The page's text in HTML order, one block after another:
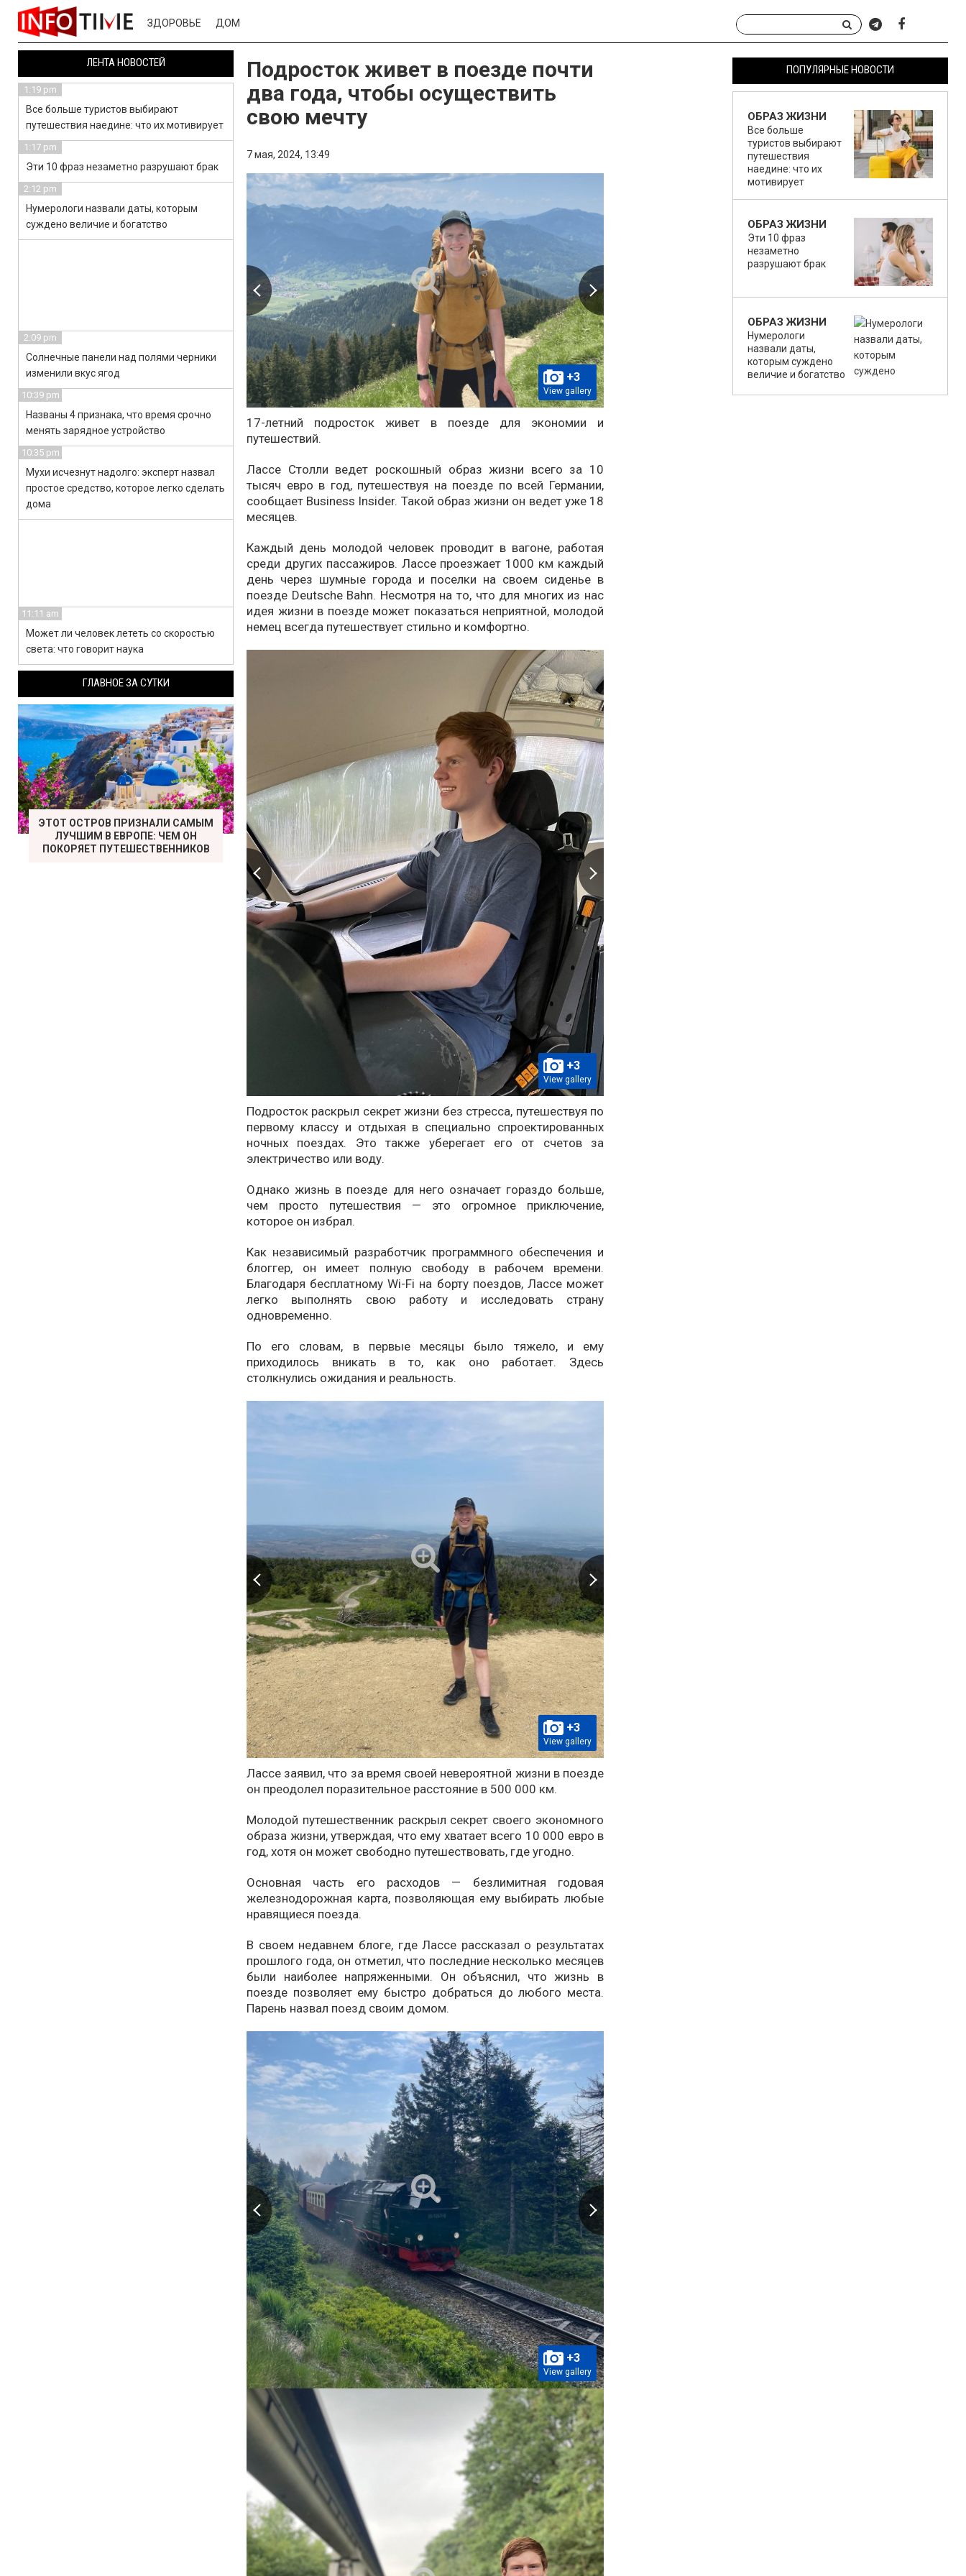
ЗДОРОВЬЕ ДОМ
Подросток живет в поезде почти
два года, чтобы осуществить
свою мечту
7 мая, 2024, 13:49
+3
View gallery
17-летний подросток живет в поезде для экономии и
путешествий.
Лассе Столли ведет роскошный образ жизни всего за 10
тысяч евро в год, путешествуя на поезде по всей Германии,
сообщает Business Insider. Такой образ жизни он ведет уже 18
месяцев.
Каждый день молодой человек проводит в вагоне, работая
среди других пассажиров. Лассе проезжает 1000 км каждый
день через шумные города и поселки на своем сиденье в
поезде Deutsche Bahn. Несмотря на то, что для многих из нас
идея жизни в поезде может показаться неприятной, молодой
немец всегда путешествует стильно и комфортно.
+3
View gallery
Подросток раскрыл секрет жизни без стресса, путешествуя по
первому классу и отдыхая в специально спроектированных
ночных поездах. Это также уберегает его от счетов за
электричество или воду.
Однако жизнь в поезде для него означает гораздо больше,
чем просто путешествия — это огромное приключение,
которое он избрал.
Как независимый разработчик программного обеспечения и
блоггер, он имеет полную свободу в рабочем времени.
Благодаря бесплатному Wi-Fi на борту поездов, Лассе может
легко выполнять свою работу и исследовать страну
одновременно.
По его словам, в первые месяцы было тяжело, и ему
приходилось вникать в то, как оно работает. Здесь
столкнулись ожидания и реальность.
+3
View gallery
Лассе заявил, что за время своей невероятной жизни в поезде
он преодолел поразительное расстояние в 500 000 км.
Молодой путешественник раскрыл секрет своего экономного
образа жизни, утверждая, что ему хватает всего 10 000 евро в
год, хотя он может свободно путешествовать, где угодно.
Основная часть его расходов — безлимитная годовая
железнодорожная карта, позволяющая ему выбирать любые
нравящиеся поезда.
В своем недавнем блоге, где Лассе рассказал о результатах
прошлого года, он отметил, что последние несколько месяцев
были наиболее напряженными. Он объяснил, что жизнь в
поезде позволяет ему быстро добраться до любого места.
Парень назвал поезд своим домом.
+3
View gallery
ПОПУЛЯРНЫЕ НОВОСТИ
ОБРАЗ ЖИЗНИ
Все больше
туристов выбирают
путешествия
наедине: что их
мотивирует
ОБРАЗ ЖИЗНИ
Эти 10 фраз
незаметно
разрушают брак
ОБРАЗ ЖИЗНИ
Нумерологи
назвали даты,
которым суждено
величие и богатство
ЛЕНТА НОВОСТЕЙ
1:19 pm
Все больше туристов выбирают
путешествия наедине: что их мотивирует
1:17 pm
Эти 10 фраз незаметно разрушают брак
2:12 pm
Нумерологи назвали даты, которым
суждено величие и богатство
2:09 pm
Солнечные панели над полями черники
изменили вкус ягод
10:39 pm
Названы 4 признака, что время срочно
менять зарядное устройство
10:35 pm
Мухи исчезнут надолго: эксперт назвал
простое средство, которое легко сделать
дома
11:11 am
Может ли человек лететь со скоростью
света: что говорит наука
ГЛАВНОЕ ЗА СУТКИ
ЭТОТ ОСТРОВ ПРИЗНАЛИ САМЫМ
ЛУЧШИМ В ЕВРОПЕ: ЧЕМ ОН
ПОКОРЯЕТ ПУТЕШЕСТВЕННИКОВ